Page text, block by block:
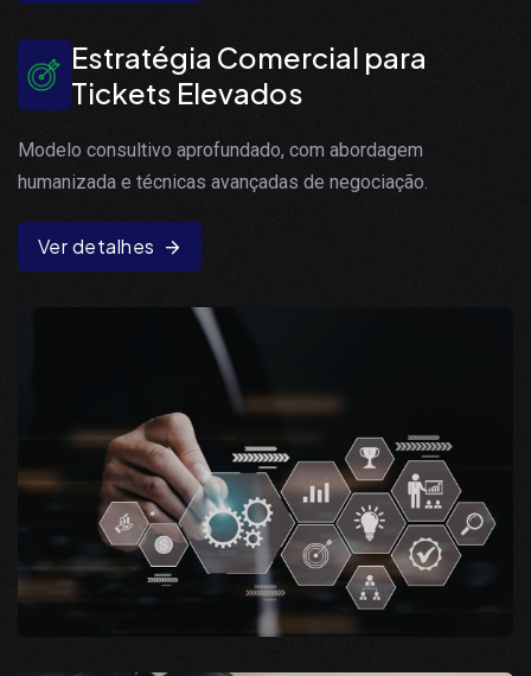
Estratégia Comercial para
Tickets Elevados
Modelo consultivo aprofundado, com abordagem
humanizada e técnicas avançadas de negociação.
Ver detalhes